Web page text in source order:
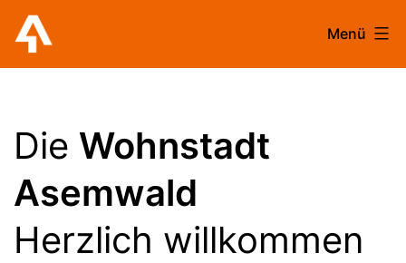
Zum
Inhalt
Asemwald
Menü
Die Wohnstadt
Asemwald
Herzlich willkommen